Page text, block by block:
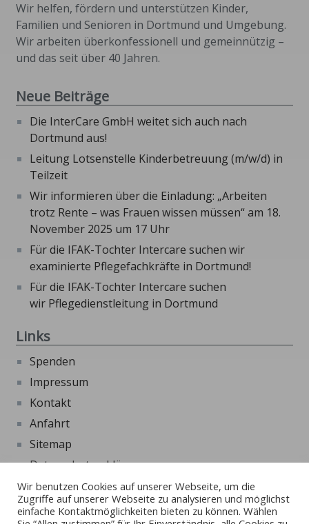
Wir helfen, fördern und unterstützen Kinder,
Familien und Senioren in Dortmund und Umgebung.
Wir arbeiten überkonfessionell und gemeinnützig –
und das seit über 40 Jahren.
Neue Beiträge
Die InterCare GmbH weitet sich auch nach
Dortmund aus!
Leitung Lotsenstelle Kinderbetreuung (m/w/d) in
Teilzeit
Wir informieren über die Einladung: „Arbeiten
trotz Rente – was Frauen wissen müssen“ am 18.
November 2025 um 17 Uhr
Für die IFAK-Tochter Intercare suchen wir
examinierte Pflegefachkräfte in Dortmund!
Für die IFAK-Tochter Intercare suchen
wir Pflegedienstleitung in Dortmund
Links
Spenden
Impressum
Kontakt
Anfahrt
Sitemap
Datenschutzerklärung
Beschwerdeformular
Externe Links
Wir benutzen Cookies auf unserer Webseite, um die
Zugriffe auf unserer Webseite zu analysieren und möglichst
einfache Kontaktmöglichkeiten bieten zu können. Wählen